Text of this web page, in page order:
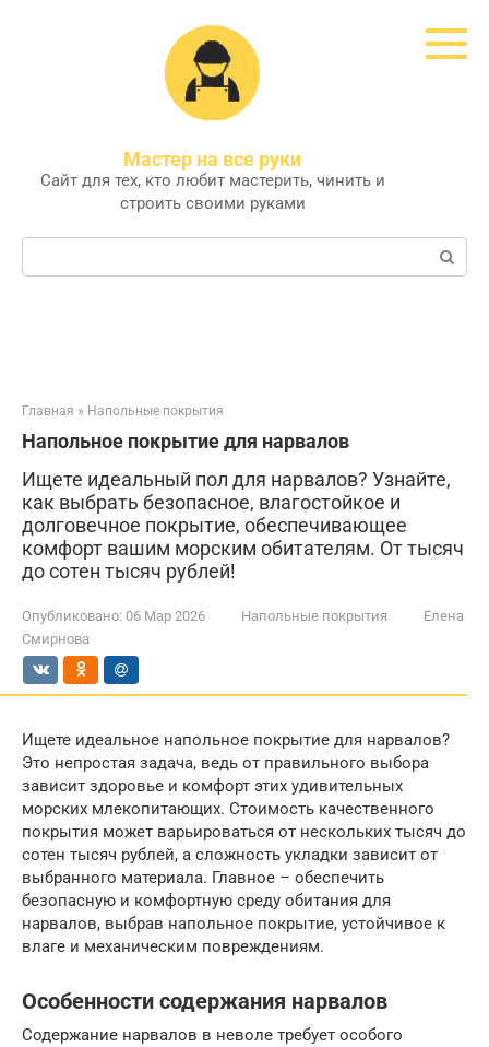
Мастер на все руки
Сайт для тех, кто любит мастерить, чинить и
строить своими руками
Поиск:
Главная » Напольные покрытия
Напольное покрытие для нарвалов
Ищете идеальный пол для нарвалов? Узнайте,
как выбрать безопасное, влагостойкое и
долговечное покрытие, обеспечивающее
комфорт вашим морским обитателям. От тысяч
до сотен тысяч рублей!
Опубликовано: 06 Мар 2026 Напольные покрытия
Елена
Смирнова
Ищете идеальное напольное покрытие для нарвалов?
Это непростая задача, ведь от правильного выбора
зависит здоровье и комфорт этих удивительных
морских млекопитающих. Стоимость качественного
покрытия может варьироваться от нескольких тысяч до
сотен тысяч рублей, а сложность укладки зависит от
выбранного материала. Главное – обеспечить
безопасную и комфортную среду обитания для
нарвалов, выбрав напольное покрытие, устойчивое к
влаге и механическим повреждениям.
Особенности содержания нарвалов
Содержание нарвалов в неволе требует особого